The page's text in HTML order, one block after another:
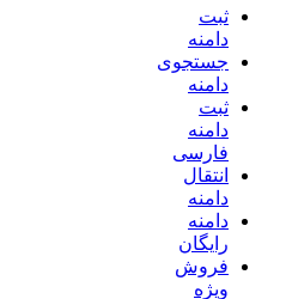
ثبت
دامنه
جستجوی
دامنه
ثبت
دامنه
فارسی
انتقال
دامنه
دامنه
رایگان
فروش
ویژه